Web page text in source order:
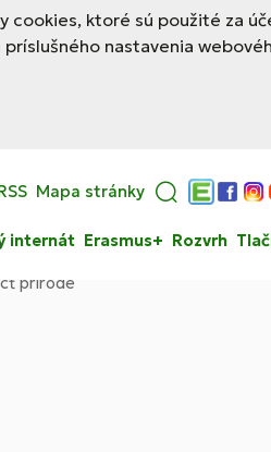
cookies, ktoré sú použité za
nastavenia
Mapa stránky
Edupage
internát Erasmus+ Rozvrh
prírode